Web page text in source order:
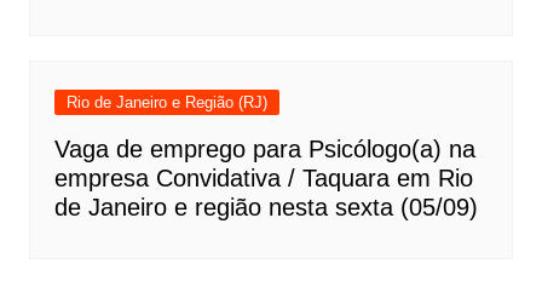
Rio de Janeiro e Região (RJ)
Vaga de emprego para Psicólogo(a) na
empresa Convidativa / Taquara em Rio
de Janeiro e região nesta sexta (05/09)